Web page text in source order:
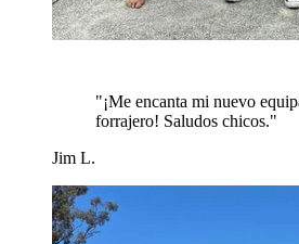
"¡Me encanta mi nuevo
forrajero! Saludos chicos."
Jim L.